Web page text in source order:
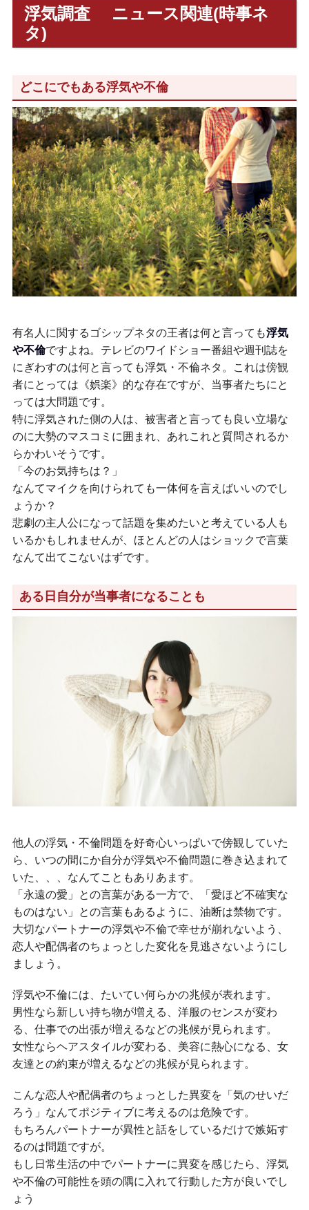
浮気調査 ニュース関連(時事ネ
タ)
どこにでもある浮気や不倫
有名人に関するゴシップネタの王者は何と言っても浮気
や不倫ですよね。テレビのワイドショー番組や週刊誌を
にぎわすのは何と言っても浮気・不倫ネタ。これは傍観
者にとっては《娯楽》的な存在ですが、当事者たちにと
っては大問題です。
特に浮気された側の人は、被害者と言っても良い立場な
のに大勢のマスコミに囲まれ、あれこれと質問されるか
らかわいそうです。
「今のお気持ちは？」
なんてマイクを向けられても一体何を言えばいいのでし
ょうか？
悲劇の主人公になって話題を集めたいと考えている人も
いるかもしれませんが、ほとんどの人はショックで言葉
なんて出てこないはずです。
ある日自分が当事者になることも
他人の浮気・不倫問題を好奇心いっぱいで傍観していた
ら、いつの間にか自分が浮気や不倫問題に巻き込まれて
いた、、、なんてこともありあます。
「永遠の愛」との言葉がある一方で、「愛ほど不確実な
ものはない」との言葉もあるように、油断は禁物です。
大切なパートナーの浮気や不倫で幸せが崩れないよう、
恋人や配偶者のちょっとした変化を見逃さないようにし
ましょう。
浮気や不倫には、たいてい何らかの兆候が表れます。
男性なら新しい持ち物が増える、洋服のセンスが変わ
る、仕事での出張が増えるなどの兆候が見られます。
女性ならヘアスタイルが変わる、美容に熱心になる、女
友達との約束が増えるなどの兆候が見られます。
こんな恋人や配偶者のちょっとした異変を「気のせいだ
ろう」なんてポジティブに考えるのは危険です。
もちろんパートナーが異性と話をしているだけで嫉妬す
るのは問題ですが。
もし日常生活の中でパートナーに異変を感じたら、浮気
や不倫の可能性を頭の隅に入れて行動した方が良いでし
ょう